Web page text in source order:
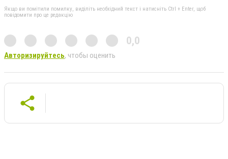
Якщо ви помітили помилку, виділіть необхідний текст і натисніть Ctrl + Enter, щоб
повідомити про це редакцію
0,0
Авторизируйтесь, чтобы оценить